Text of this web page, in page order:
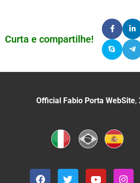
Curta e compartilhe!
Official Fabio Porta WebSite,